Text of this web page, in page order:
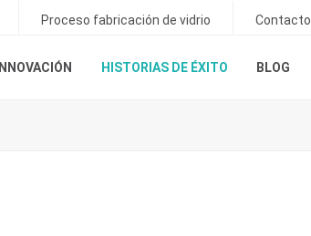
Proceso fabricación de vidrio Contacto
INNOVACIÓN HISTORIAS DE ÉXITO BLOG